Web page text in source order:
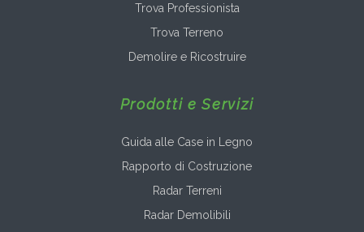
Trova Professionista
Trova Terreno
Demolire e Ricostruire
Prodotti e Servizi
Guida alle Case in Legno
Rapporto di Costruzione
Radar Terreni
Radar Demolibili